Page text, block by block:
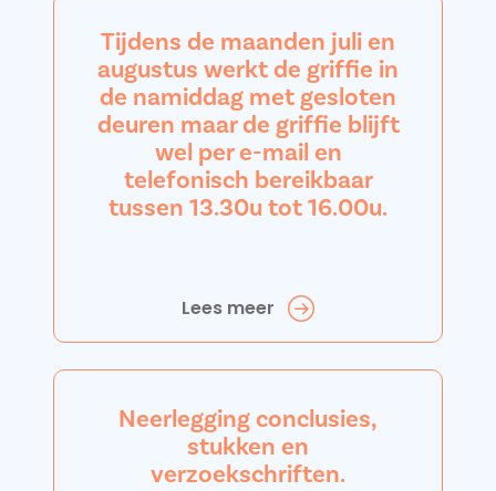
Tijdens de maanden juli en
augustus werkt de griffie in
de namiddag met gesloten
deuren maar de griffie blijft
wel per e-mail en
telefonisch bereikbaar
tussen 13.30u tot 16.00u.
Lees meer
Neerlegging conclusies,
stukken en
verzoekschriften.